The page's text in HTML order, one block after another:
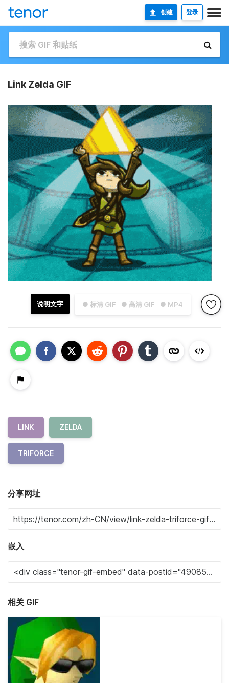
创建 登录
Link Zelda GIF
● 标清 GIF ● 高清 GIF ● MP4
说明文字
LINK ZELDA
TRIFORCE
分享网址
嵌入
相关 GIF